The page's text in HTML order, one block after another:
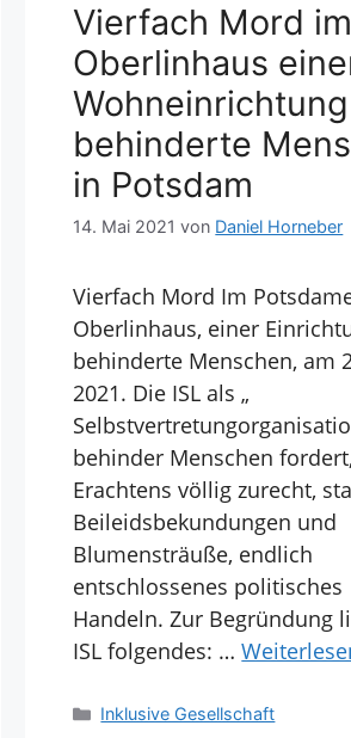
Vierfach Mord im
Oberlinhaus
behinderte
in Potsdam
14. Mai 2021 von Daniel Horneber
Vierfach Mord Im
Oberlinhaus, einer
behinderte Menschen, am
2021. Die ISL als „
behinder Menschen
Erachtens völlig zurecht,
Beileidsbekundungen und
Blumensträuße, endlich
entschlossenes politisches
Handeln. Zur Begründung
ISL folgendes: …
Kategorien
Inklusive Gesellschaft